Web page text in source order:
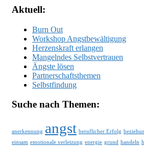
Aktuell:
Burn Out
Workshop Angstbewältigung
Herzenskraft erlangen
Mangelndes Selbstvertrauen
Ängste lösen
Partnerschaftsthemen
Selbstfindung
Suche nach Themen:
anerkennung angst beruflicher Erfolg
einsam emotionale verletzung energie grund handeln